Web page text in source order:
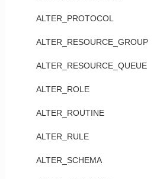
ALTER_PROTOCOL
ALTER_RESOURCE_GROUP
ALTER_RESOURCE_QUEUE
ALTER_ROLE
ALTER_ROUTINE
ALTER_RULE
ALTER_SCHEMA